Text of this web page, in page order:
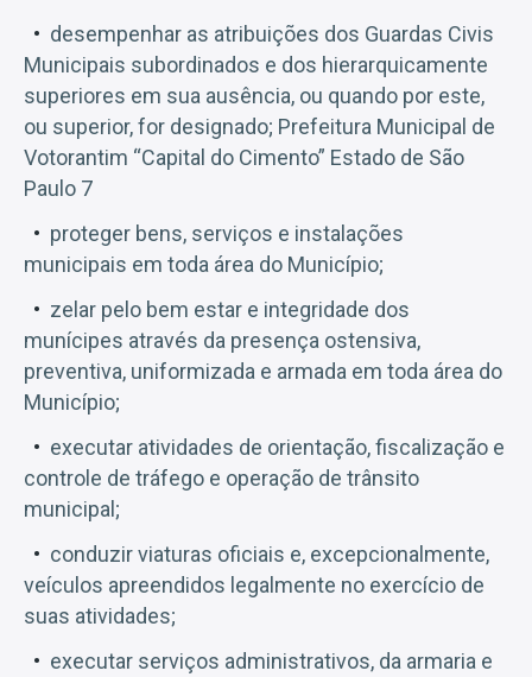
desempenhar as atribuições dos Guardas Civis
Municipais subordinados e dos hierarquicamente
superiores em sua ausência, ou quando por este,
ou superior, for designado; Prefeitura Municipal de
Votorantim “Capital do Cimento” Estado de São
Paulo 7
proteger bens, serviços e instalações
municipais em toda área do Município;
zelar pelo bem estar e integridade dos
munícipes através da presença ostensiva,
preventiva, uniformizada e armada em toda área do
Município;
executar atividades de orientação, fiscalização e
controle de tráfego e operação de trânsito
municipal;
conduzir viaturas oficiais e, excepcionalmente,
veículos apreendidos legalmente no exercício de
suas atividades;
executar serviços administrativos, da armaria e